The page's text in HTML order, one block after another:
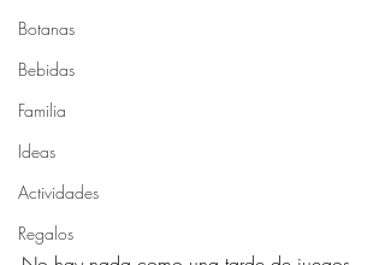
Botanas
Bebidas
Familia
Ideas
Actividades
Regalos